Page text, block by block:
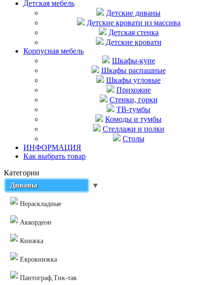
Детская мебель
Детские диваны
Детские кровати из массива
Детская стенка
Детские кровати
Корпусная мебель
Шкафы-купе
Шкафы распашные
Шкафы угловые
Прихожие
Стенки, горки
ТВ-тумбы
Комоды и тумбы
Стеллажи и полки
Столы
ИНФОРМАЦИЯ
Как выбрать товар
Категории
Диваны ▼
Нераскладные
Аккордеон
Книжка
Еврокнижка
Пантограф,Тик-так